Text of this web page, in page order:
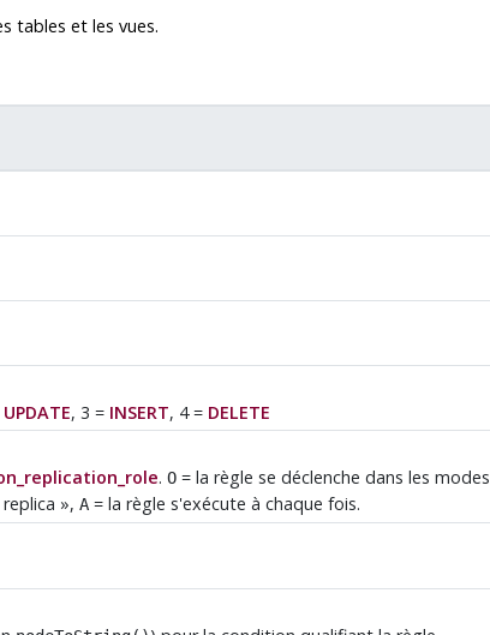
tables et les vues.
UPDATE, 3 = INSERT, 4 = DELETE
.O = la règle se déclenche dans les modes
replica »,A = la règle s'exécute à chaque fois.